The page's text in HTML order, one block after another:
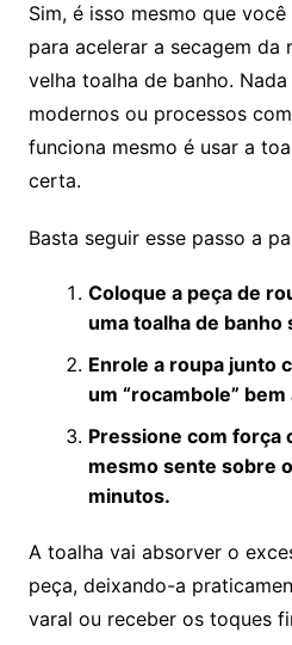
Sim, é isso mesmo que
para acelerar a secagem da
velha toalha de banho.
modernos ou processos
funciona mesmo é usar a
certa.
Basta seguir esse passo a
Coloque a peça de
uma toalha de banho
Enrole a roupa junto
um “rocambole”
Pressione com força
mesmo sente sobre
minutos.
A toalha vai absorver o
peça, deixando-a
varal ou receber os toques